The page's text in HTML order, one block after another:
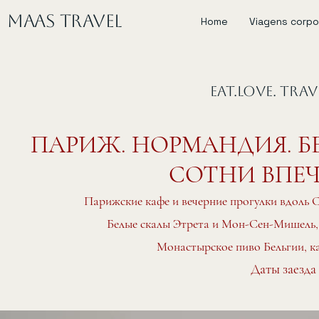
MAAS Travel Home Viagens
EAT.LOVE.
ПАРИЖ. НОРМАНДИЯ.
СОТНИ
Парижские кафе и вечерние прогулки
Белые скалы Этрета и Мон-Сен-
Монастырское пиво Бельгии,
Даты заезда